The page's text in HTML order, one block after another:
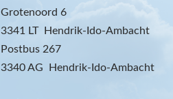
Grotenoord 6
3341 LT Hendrik-Ido-Ambacht
Postbus 267
3340 AG Hendrik-Ido-Ambacht